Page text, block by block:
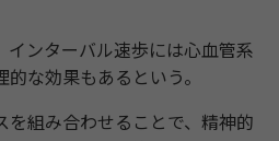
ンターバル速歩には心血管系
な効果もあるという。
組み合わせることで、精神的